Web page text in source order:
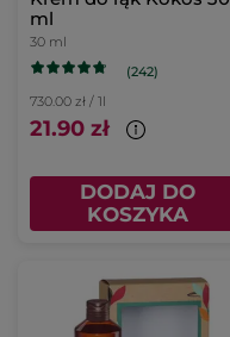
ml
30 ml
(242)
730.00 zł / 1l
21.90 zł
DODAJ DO
KOSZYKA